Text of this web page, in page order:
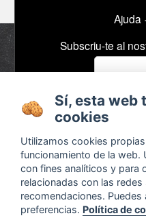
Ajuda ·
Subscriu-te al
Sobre
Termes i
Configurar
Agenda
Sí, esta web
cookies
Utilizamos cookies
funcionamiento de la web.
con fines analíticos y para
relacionadas con las
recomendaciones.
preferencias. Política de